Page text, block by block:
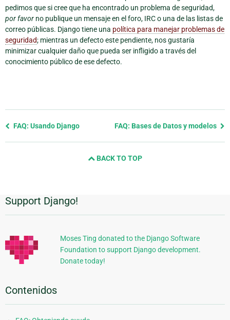
pedimos que si cree que ha encontrado un problema de seguridad,
por favor no publique un mensaje en el foro, IRC o una de las listas de
correo públicas. Django tiene una política para manejar problemas de
seguridad; mientras un defecto este pendiente, nos gustaría
minimizar cualquier daño que pueda ser infligido a través del
conocimiento público de ese defecto.
Previous
FAQ: Usando Django FAQ: Bases de Datos y modelos
BACK TO TOP
Información
Support Django!
Moses Ting donated to the Django Software
Foundation to support Django development.
Donate today!
Contenidos